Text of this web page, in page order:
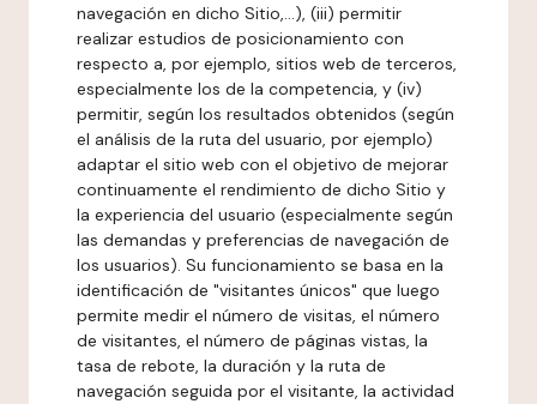
navegación en dicho Sitio,...), (iii) permitir
realizar estudios de posicionamiento con
respecto a, por ejemplo, sitios web de terceros,
especialmente los de la competencia, y (iv)
permitir, según los resultados obtenidos (según
el análisis de la ruta del usuario, por ejemplo)
adaptar el sitio web con el objetivo de mejorar
continuamente el rendimiento de dicho Sitio y
la experiencia del usuario (especialmente según
las demandas y preferencias de navegación de
los usuarios). Su funcionamiento se basa en la
identificación de "visitantes únicos" que luego
permite medir el número de visitas, el número
de visitantes, el número de páginas vistas, la
tasa de rebote, la duración y la ruta de
navegación seguida por el visitante, la actividad